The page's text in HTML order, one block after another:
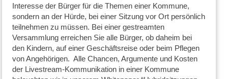
Interesse der Bürger für die Themen einer Kommune,
sondern an der Hürde, bei einer Sitzung vor Ort persönlich
teilnehmen zu müssen. Bei einer gestreamten
Versammlung erreichen Sie alle Bürger, ob daheim bei
den Kindern, auf einer Geschäftsreise oder beim Pflegen
von Angehörigen. Alle Chancen, Argumente und Kosten
der Livestream-Kommunikation in einer Kommune